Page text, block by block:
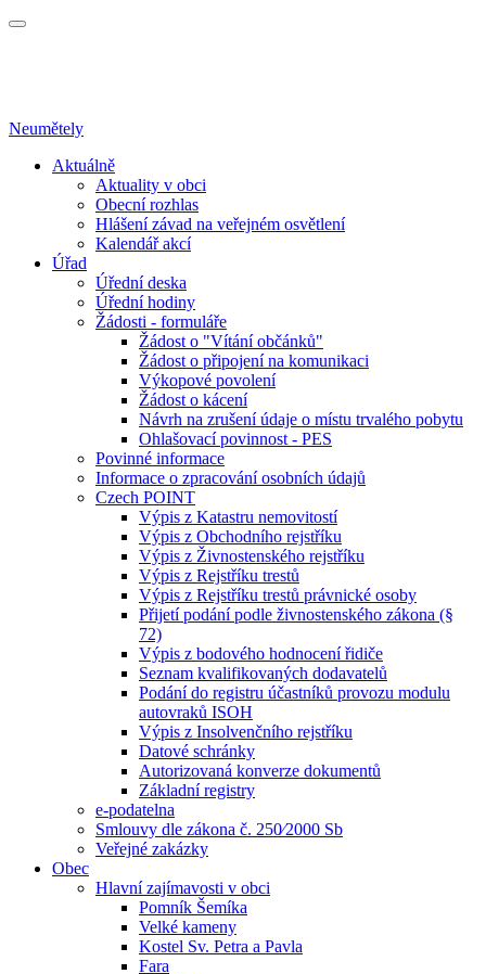
Neumětely
Aktuálně
Aktuality v obci
Obecní rozhlas
Hlášení závad na veřejném osvětlení
Kalendář akcí
Úřad
Úřední deska
Úřední hodiny
Žádosti - formuláře
Žádost o "Vítání občánků"
Žádost o připojení na komunikaci
Výkopové povolení
Žádost o kácení
Návrh na zrušení údaje o místu trvalého pobytu
Ohlašovací povinnost - PES
Povinné informace
Informace o zpracování osobních údajů
Czech POINT
Výpis z Katastru nemovitostí
Výpis z Obchodního rejstříku
Výpis z Živnostenského rejstříku
Výpis z Rejstříku trestů
Výpis z Rejstříku trestů právnické osoby
Přijetí podání podle živnostenského zákona (§
72)
Výpis z bodového hodnocení řidiče
Seznam kvalifikovaných dodavatelů
Podání do registru účastníků provozu modulu
autovraků ISOH
Výpis z Insolvenčního rejstříku
Datové schránky
Autorizovaná konverze dokumentů
Základní registry
e-podatelna
Smlouvy dle zákona č. 250⁄2000 Sb
Veřejné zakázky
Obec
Hlavní zajímavosti v obci
Pomník Šemíka
Velké kameny
Kostel Sv. Petra a Pavla
Fara